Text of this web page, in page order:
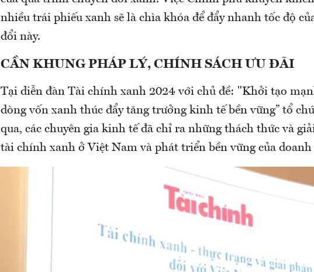
nhiều trái phiếu xanh sẽ là chìa khóa để đẩy nhanh tốc độ
đổi này.
CẦN KHUNG PHÁP LÝ, CHÍNH SÁCH ƯU ĐÃI
Tại diễn đàn Tài chính xanh 2024 với chủ đề: "Khởi tạo
dòng vốn xanh thúc đẩy tăng trưởng kinh tế bền vững” tổ
qua, các chuyên gia kinh tế đã chỉ ra những thách thức và
tài chính xanh ở Việt Nam và phát triển bền vững của doanh